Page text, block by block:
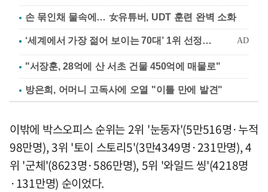
손 묶인채 물속에… 女유튜버, UDT 훈련 완벽 소화
"서장훈, 28억에 산 서초 건물 450억에 매물로"
방은희, 어머니 고독사에 오열 "이틀 만에 발견"
이밖에 박스오피스 순위는 2위 '눈동자'(5만516명·누적
98만명), 3위 '토이 스토리5'(3만4349명·231만명), 4
위 '군체'(8623명·586만명), 5위 '와일드 씽'(4218명
·131만명) 순이었다.